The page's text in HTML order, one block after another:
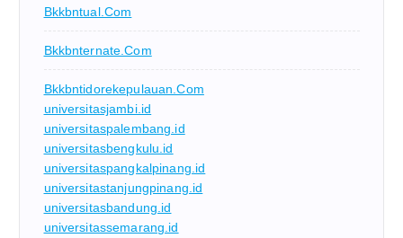
Bkkbntual.com
Bkkbnternate.com
Bkkbntidorekepulauan.com
universitasjambi.id
universitaspalembang.id
universitasbengkulu.id
universitaspangkalpinang.id
universitastanjungpinang.id
universitasbandung.id
universitassemarang.id